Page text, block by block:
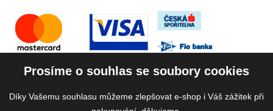
Prosíme o souhlas se soubory cookies
Díky Vašemu souhlasu můžeme zlepšovat e-shop i Váš zážitek při